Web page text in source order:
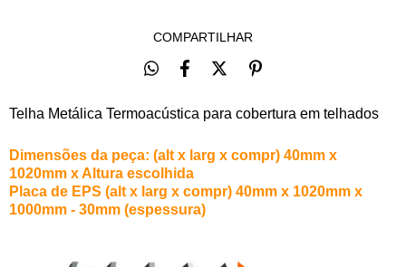
COMPARTILHAR
Telha Metálica Termoacústica para cobertura em telhados
Dimensões da peça: (alt x larg x compr) 40mm x
1020mm x Altura escolhida
Placa de EPS (alt x larg x compr) 40mm x 1020mm x
1000mm - 30mm (espessura)